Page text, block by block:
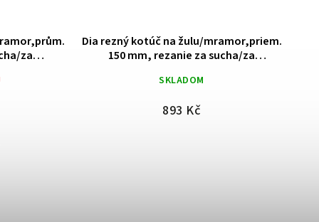
Dia rezný kotúč na žulu/mramor,priem.
150 mm, rezanie za sucha/za
SKLADOM
893 Kč